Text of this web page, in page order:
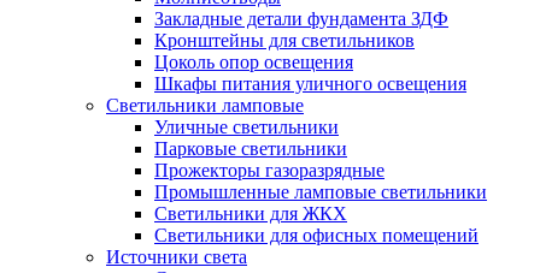
Закладные детали фундамента ЗДФ
Кронштейны для светильников
Цоколь опор освещения
Шкафы питания уличного освещения
Светильники ламповые
Уличные светильники
Парковые светильники
Прожекторы газоразрядные
Промышленные ламповые светильники
Светильники для ЖКХ
Светильники для офисных помещений
Источники света